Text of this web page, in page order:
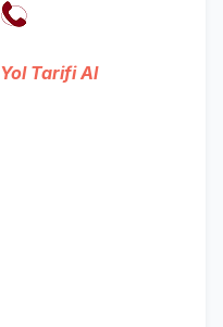
Yol Tarifi Al